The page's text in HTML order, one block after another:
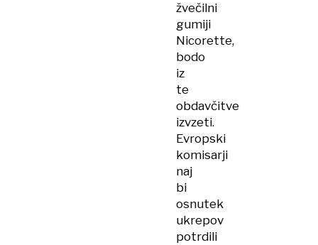
žvečilni
gumiji
Nicorette,
bodo
iz
te
obdavčitve
izvzeti.
Evropski
komisarji
naj
bi
osnutek
ukrepov
potrdili